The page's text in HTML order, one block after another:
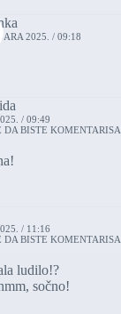
2025. / 09:18
/ 09:49
DA BISTE
/ 11:16
DA BISTE
ludilo!?
sočno!